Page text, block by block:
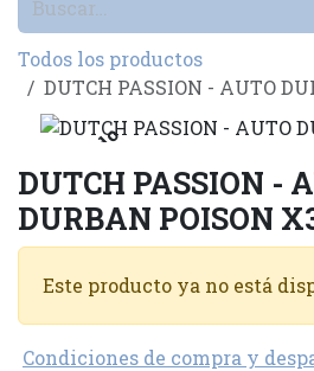
Todos los productos
DUTCH PASSION - AUTO
Agotado
DUTCH PASSION -
DURBAN POISON
Este producto ya no está
Condiciones de compra y